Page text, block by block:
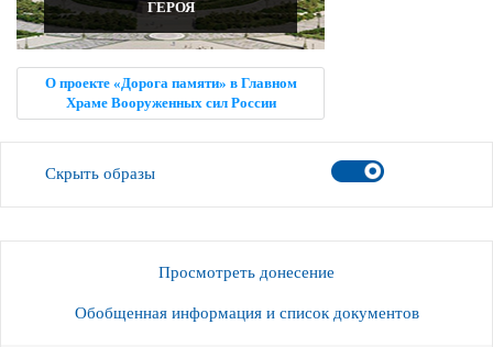
ГЕРОЯ
О проекте «Дорога памяти» в Главном
Храме Вооруженных сил России
Скрыть образы
Просмотреть донесение
Обобщенная информация и список документов